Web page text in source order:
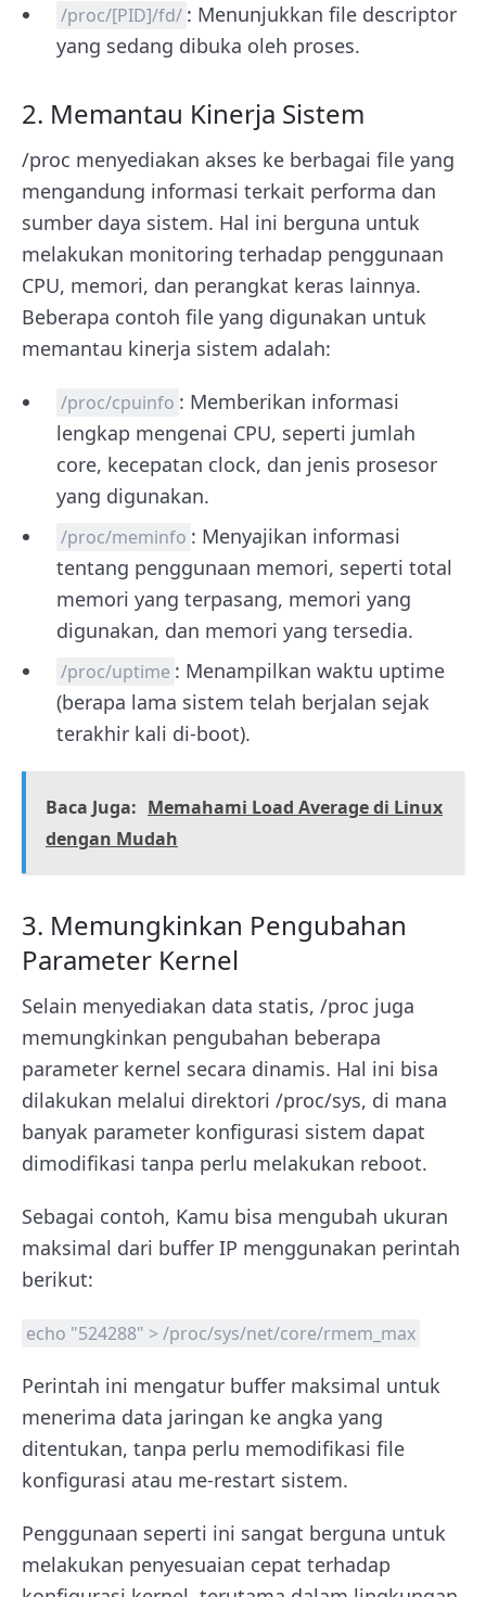
/proc/[PID]/fd/ : Menunjukkan file descriptor
yang sedang dibuka oleh proses.
2. Memantau Kinerja Sistem
/proc menyediakan akses ke berbagai file yang
mengandung informasi terkait performa dan
sumber daya sistem. Hal ini berguna untuk
melakukan monitoring terhadap penggunaan
CPU, memori, dan perangkat keras lainnya.
Beberapa contoh file yang digunakan untuk
memantau kinerja sistem adalah:
/proc/cpuinfo : Memberikan informasi
lengkap mengenai CPU, seperti jumlah
core, kecepatan clock, dan jenis prosesor
yang digunakan.
/proc/meminfo : Menyajikan informasi
tentang penggunaan memori, seperti total
memori yang terpasang, memori yang
digunakan, dan memori yang tersedia.
/proc/uptime : Menampilkan waktu uptime
(berapa lama sistem telah berjalan sejak
terakhir kali di-boot).
Baca Juga: Memahami Load Average di Linux
dengan Mudah
3. Memungkinkan Pengubahan
Parameter Kernel
Selain menyediakan data statis, /proc juga
memungkinkan pengubahan beberapa
parameter kernel secara dinamis. Hal ini bisa
dilakukan melalui direktori /proc/sys, di mana
banyak parameter konfigurasi sistem dapat
dimodifikasi tanpa perlu melakukan reboot.
Sebagai contoh, Kamu bisa mengubah ukuran
maksimal dari buffer IP menggunakan perintah
berikut:
echo "524288" > /proc/sys/net/core/rmem_max
Perintah ini mengatur buffer maksimal untuk
menerima data jaringan ke angka yang
ditentukan, tanpa perlu memodifikasi file
konfigurasi atau me-restart sistem.
Penggunaan seperti ini sangat berguna untuk
melakukan penyesuaian cepat terhadap